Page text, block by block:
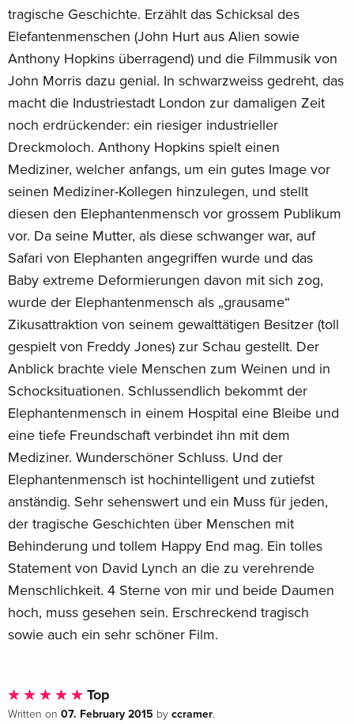
tragische Geschichte. Erzählt das Schicksal des
Elefantenmenschen (John Hurt aus Alien sowie
Anthony Hopkins überragend) und die Filmmusik von
John Morris dazu genial. In schwarzweiss gedreht, das
macht die Industriestadt London zur damaligen Zeit
noch erdrückender: ein riesiger industrieller
Dreckmoloch. Anthony Hopkins spielt einen
Mediziner, welcher anfangs, um ein gutes Image vor
seinen Mediziner-Kollegen hinzulegen, und stellt
diesen den Elephantenmensch vor grossem Publikum
vor. Da seine Mutter, als diese schwanger war, auf
Safari von Elephanten angegriffen wurde und das
Baby extreme Deformierungen davon mit sich zog,
wurde der Elephantenmensch als „grausame“
Zikusattraktion von seinem gewalttätigen Besitzer (toll
gespielt von Freddy Jones) zur Schau gestellt. Der
Anblick brachte viele Menschen zum Weinen und in
Schocksituationen. Schlussendlich bekommt der
Elephantenmensch in einem Hospital eine Bleibe und
eine tiefe Freundschaft verbindet ihn mit dem
Mediziner. Wunderschöner Schluss. Und der
Elephantenmensch ist hochintelligent und zutiefst
anständig. Sehr sehenswert und ein Muss für jeden,
der tragische Geschichten über Menschen mit
Behinderung und tollem Happy End mag. Ein tolles
Statement von David Lynch an die zu verehrende
Menschlichkeit. 4 Sterne von mir und beide Daumen
hoch, muss gesehen sein. Erschreckend tragisch
sowie auch ein sehr schöner Film.
Top
Written on 07. February 2015 by ccramer.